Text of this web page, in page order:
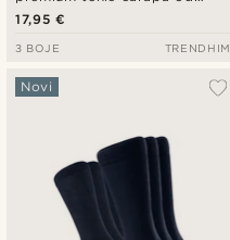
pamuka – crveni i plavi
prugasti detalj
17,95 €
3 BOJE TRENDHIM
Novi